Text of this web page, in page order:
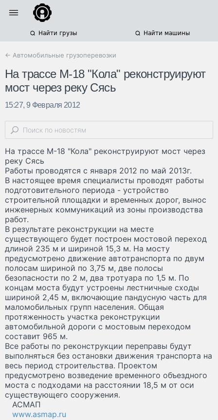
Найти грузы Найти машины
← Автомобильные грузоперевозки
На трассе М-18 "Кола" реконструируют
мост через реку Сясь
15:27, 9 Февраля 2012
На трассе М-18 "Кола" реконструируют мост через
реку Сясь
Работы проводятся с января 2012 по май 2013г.
В настоящее время специалисты проводят работы
подготовительного периода - устройство
строительной площадки и временных дорог, вынос
инженерных коммуникаций из зоны производства
работ.
В результате реконструкции на месте
существующего будет построен мостовой переход
длиной 235 м и шириной 15,3 м. На мосту
предусмотрено движение автотранспорта по двум
полосам шириной по 3,75 м, две полосы
безопасности по 2 м, два тротуара по 1,5 м. По
концам моста будут устроены лестничные сходы
шириной 2,45 м, включающие пандусную часть для
маломобильных групп населения. Общая
протяженность участка реконструкции
автомобильной дороги с мостовым переходом
составит 965 м.
Все работы по реконструкции переправы будут
выполняться без остановки движения транспорта на
весь период строительства. Проектом
предусмотрено возведение временного объездного
моста с подходами на расстоянии 18,5 м от оси
существующего сооружения.
АСМАП
www.asmap.ru